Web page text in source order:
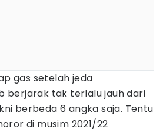
gas setelah jeda
berjarak tak terlalu jauh dari
berbeda 6 angka saja. Tentu
di musim 2021/22